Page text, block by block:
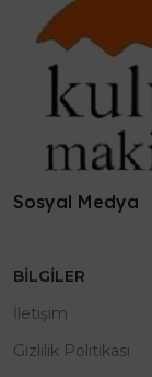
Sosyal Medya
BILGILER
İletişim
Gizlilik Politikası